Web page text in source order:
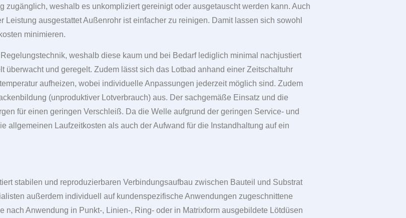
zugänglich, weshalb es unkompliziert gereinigt oder ausgetauscht werden kann. Auch
ausgestattet Außenrohr ist einfacher zu reinigen. Damit lassen sich sowohl
minimieren.
weshalb diese kaum und bei Bedarf lediglich minimal nachjustiert
überwacht und geregelt. Zudem lässt sich das Lotbad anhand einer Zeitschaltuhr
aufheizen, wobei individuelle Anpassungen jederzeit möglich sind. Zudem
(unproduktiver Lotverbrauch) aus. Der sachgemäße Einsatz und die
für einen geringen Verschleiß. Da die Welle aufgrund der geringen Service- und
allgemeinen Laufzeitkosten als auch der Aufwand für die Instandhaltung auf ein
stabilen und reproduzierbaren Verbindungsaufbau zwischen Bauteil und Substrat
außerdem individuell auf kundenspezifische Anwendungen zugeschnittene
nach Anwendung in Punkt-, Linien-, Ring- oder in Matrixform ausgebildete Lötdüsen